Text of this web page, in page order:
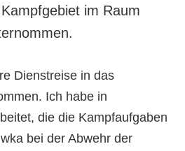
im Raum
Dienstreise in das
Ich habe in
die die Kampfaufgaben
bei der Abwehr der